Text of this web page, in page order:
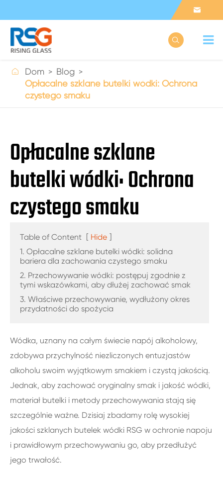


 Dom
Blog
Opłacalne szklane butelki wódki: Ochrona
czystego smaku
Opłacalne szklane
butelki wódki: Ochrona
czystego smaku
Table of Content [ Hide ]
1. Opłacalne szklane butelki wódki: solidna
bariera dla zachowania czystego smaku
2. Przechowywanie wódki: postępuj zgodnie z
tymi wskazówkami, aby dłużej zachować smak
3. Właściwe przechowywanie, wydłużony okres
przydatności do spożycia
Wódka, uznany na całym świecie napój alkoholowy,
zdobywa przychylność niezliczonych entuzjastów
alkoholu swoim wyjątkowym smakiem i czystą jakością.
Jednak, aby zachować oryginalny smak i jakość wódki,
materiał butelki i metody przechowywania stają się
szczególnie ważne. Dzisiaj zbadamy rolę wysokiej
jakości szklanych butelek wódki RSG w ochronie napoju
i prawidłowym przechowywaniu go, aby przedłużyć
jego trwałość.